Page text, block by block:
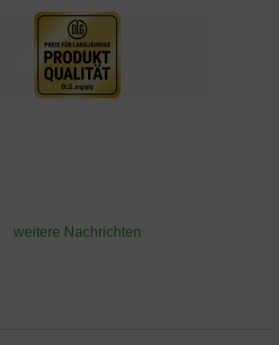
weitere Nachrichten